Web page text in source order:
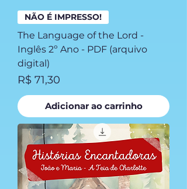
NÃO É IMPRESSO!
The Language of the Lord -
Inglês 2º Ano - PDF (arquivo
digital)
Preço
R$ 71,30
Adicionar ao carrinho